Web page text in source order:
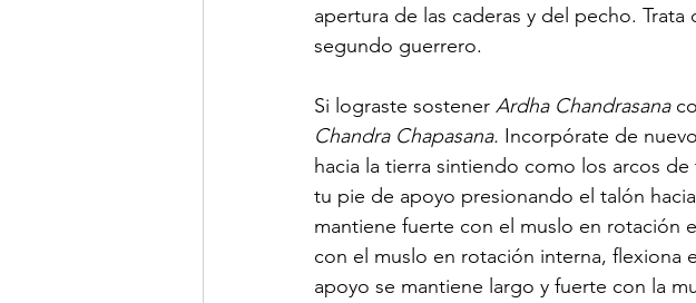
apertura de las caderas y del pecho.
segundo guerrero.
Si lograste sostener Ardha Chandrasana
Chandra Chapasana. Incorpórate de
hacia la tierra sintiendo como los arcos
tu pie de apoyo presionando el talón
mantiene fuerte con el muslo en rotación
con el muslo en rotación interna, flexiona
apoyo se mantiene largo y fuerte con la